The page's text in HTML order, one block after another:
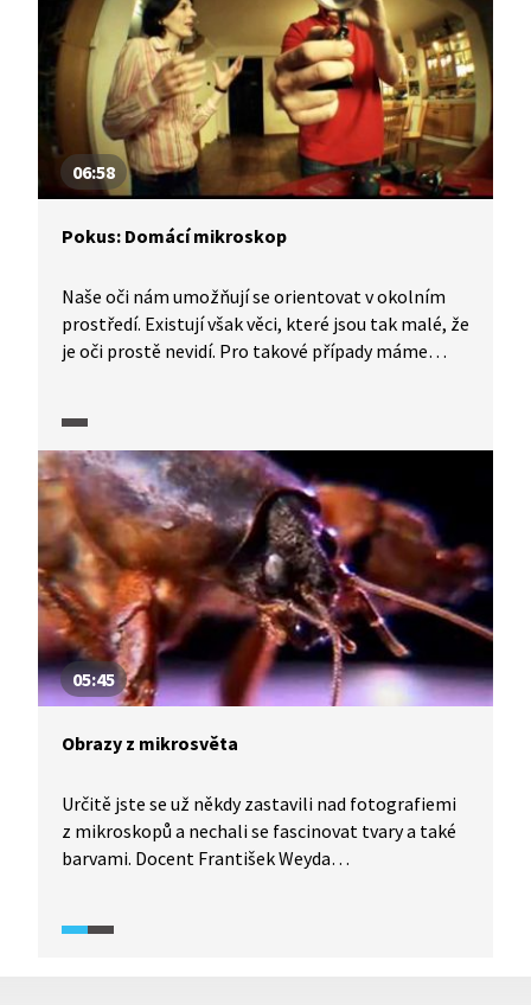
06:58
Pokus: Domácí mikroskop
Naše oči nám umožňují se orientovat v okolním
prostředí. Existují však věci, které jsou tak malé, že
je oči prostě nevidí. Pro takové případy máme
funguje? Kde leží hranice zvětšování
mikroskopem? Jak malé částice umí dnešní vědci
pozorovat? A proč to dělají? Jak si můžete vyrobit
domácí mikroskop, vám ukáže Michael a Tereza.
05:45
Obrazy z mikrosvěta
Určitě jste se už někdy zastavili nad fotografiemi
z mikroskopů a nechali se fascinovat tvary a také
barvami. Docent František Weyda
na morfologii hmyzu. Svou pozornost ale už řadu